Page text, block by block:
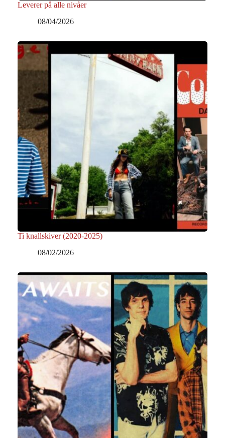
Leverer på alle nivåer
08/04/2026
Ti knallskiver (2020-2025)
08/02/2026